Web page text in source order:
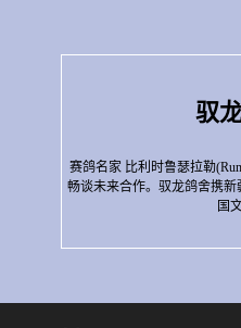
驭
赛鸽名家 比利时鲁瑟拉勒
畅谈未来合作。驭龙鸽舍携
国